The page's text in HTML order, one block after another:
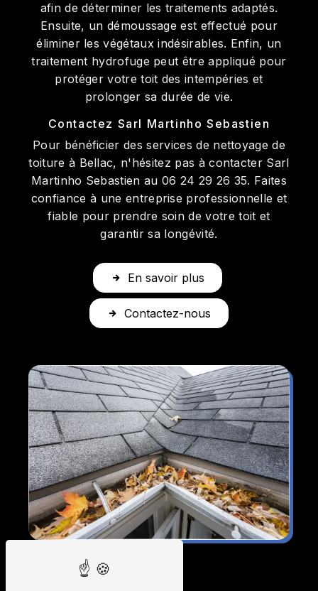
afin de déterminer les traitements adaptés.
Ensuite, un démoussage est effectué pour
éliminer les végétaux indésirables. Enfin, un
traitement hydrofuge peut être appliqué pour
protéger votre toit des intempéries et
prolonger sa durée de vie.
Contactez Sarl Martinho Sebastien
Pour bénéficier des services de nettoyage de
toiture à Bellac, n'hésitez pas à contacter Sarl
Martinho Sebastien au 06 24 29 26 35. Faites
confiance à une entreprise professionnelle et
fiable pour prendre soin de votre toit et
garantir sa longévité.
En savoir plus
Contactez-nous